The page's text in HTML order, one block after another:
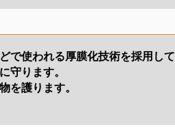
使われる厚膜化技術を採用して
守ります。
を護ります。